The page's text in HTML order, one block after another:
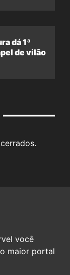
dá 1ª
de vilão
você
maior portal